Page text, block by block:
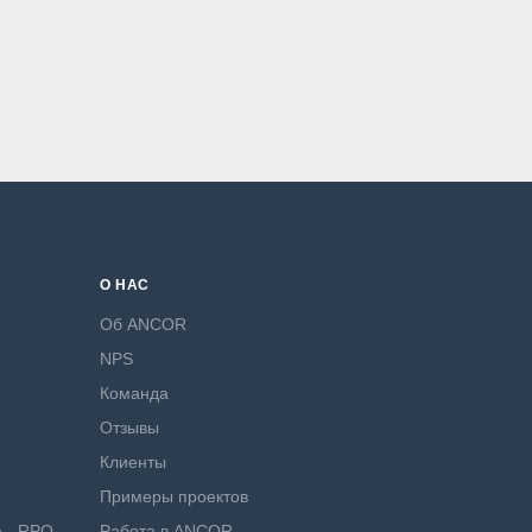
О НАС
Об ANCOR
NPS
Команда
Отзывы
Клиенты
Примеры проектов